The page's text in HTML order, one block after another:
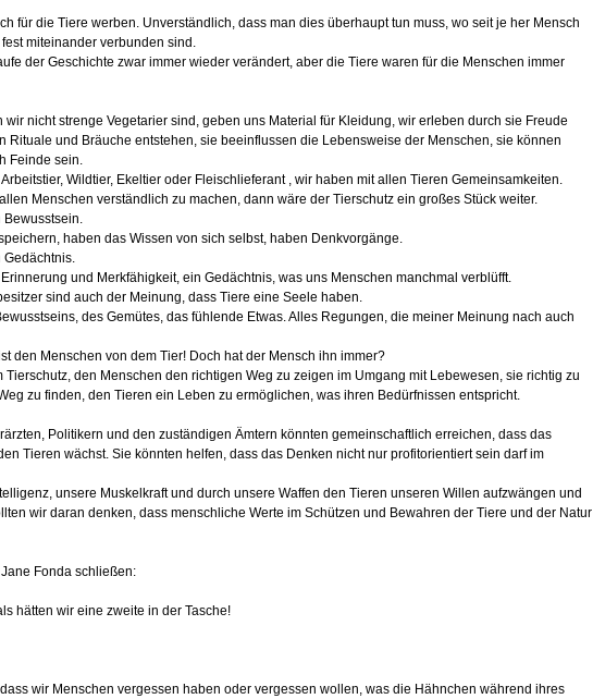
für die Tiere werben. Unverständlich, dass man dies überhaupt tun muss, wo seit je her Mensch
miteinander verbunden sind.
der Geschichte zwar immer wieder verändert, aber die Tiere waren für die Menschen immer
nicht strenge Vegetarier sind, geben uns Material für Kleidung, wir erleben durch sie Freude
Rituale und Bräuche entstehen, sie beeinflussen die Lebensweise der Menschen, sie können
Feinde sein.
Wildtier, Ekeltier oder Fleischlieferant , wir haben mit allen Tieren Gemeinsamkeiten.
Menschen verständlich zu machen, dann wäre der Tierschutz ein großes Stück weiter.
haben das Wissen von sich selbst, haben Denkvorgänge.
und Merkfähigkeit, ein Gedächtnis, was uns Menschen manchmal verblüfft.
sind auch der Meinung, dass Tiere eine Seele haben.
des Gemütes, das fühlende Etwas. Alles Regungen, die meiner Meinung nach auch
den Menschen von dem Tier! Doch hat der Mensch ihn immer?
Tierschutz, den Menschen den richtigen Weg zu zeigen im Umgang mit Lebewesen, sie richtig zu
zu finden, den Tieren ein Leben zu ermöglichen, was ihren Bedürfnissen entspricht.
Politikern und den zuständigen Ämtern könnten gemeinschaftlich erreichen, dass das
Tieren wächst. Sie könnten helfen, dass das Denken nicht nur profitorientiert sein darf im
unsere Muskelkraft und durch unsere Waffen den Tieren unseren Willen aufzwängen und
wir daran denken, dass menschliche Werte im Schützen und Bewahren der Tiere und der Natur
Fonda schließen:
hätten wir eine zweite in der Tasche!
wir Menschen vergessen haben oder vergessen wollen, was die Hähnchen während ihres